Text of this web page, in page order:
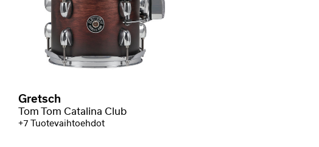
Gretsch
Tom Tom Catalina Club
+7 Tuotevaihtoehdot